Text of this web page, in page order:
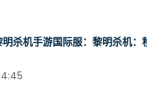
杀机手游国际服：黎明杀机：